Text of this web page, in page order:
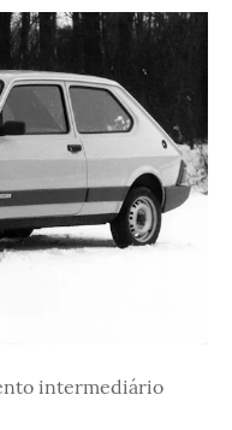
intermediário